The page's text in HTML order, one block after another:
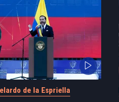
de la Espriella